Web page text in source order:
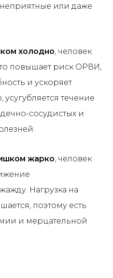
неприятные или даже
холодно , человек
повышает риск ОРВИ,
и ускоряет
течение
сосудистых и
жарко , человек
Нагрузка на
поэтому есть
и мерцательной